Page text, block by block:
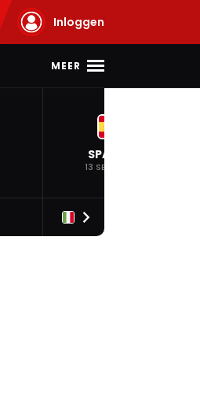
Inloggen
MEER
SPANJE
13 SEP. 2026